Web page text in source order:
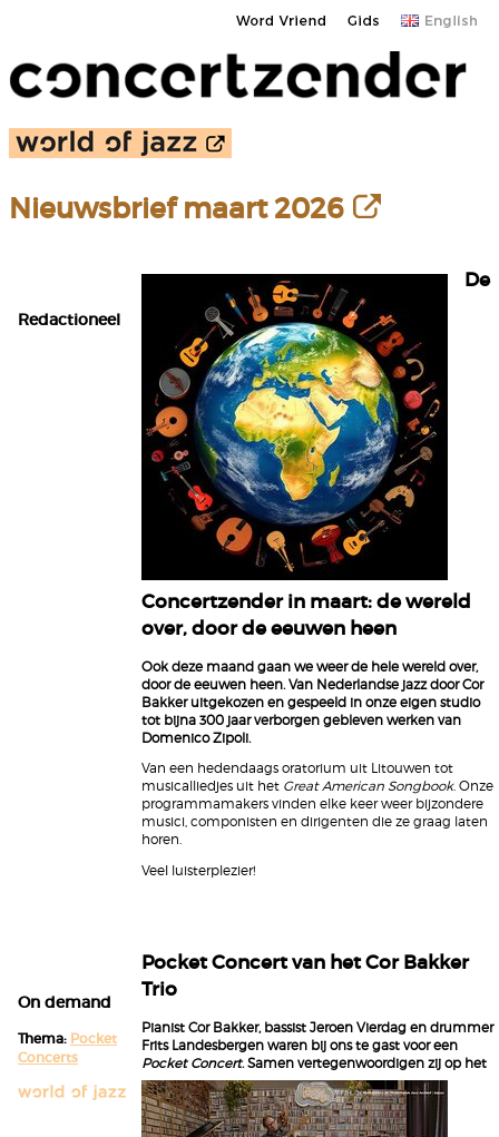
Nieuwsbrief maart 2026
Redactioneel
De
Concertzender in maart: de wereld
over, door de eeuwen heen
Ook deze maand gaan we weer de hele wereld over,
door de eeuwen heen. Van Nederlandse jazz door Cor
Bakker uitgekozen en gespeeld in onze eigen studio
tot bijna 300 jaar verborgen gebleven werken van
Domenico Zipoli.
Van een hedendaags oratorium uit Litouwen tot
musicalliedjes uit het Great American Songbook. Onze
programmamakers vinden elke keer weer bijzondere
musici, componisten en dirigenten die ze graag laten
horen.
Veel luisterplezier!
On demand
Thema: Pocket
Concerts
Pocket Concert van het Cor Bakker
Trio
Pianist Cor Bakker, bassist Jeroen Vierdag en drummer
Frits Landesbergen waren bij ons te gast voor een
Pocket Concert.Samen vertegenwoordigen zij op het